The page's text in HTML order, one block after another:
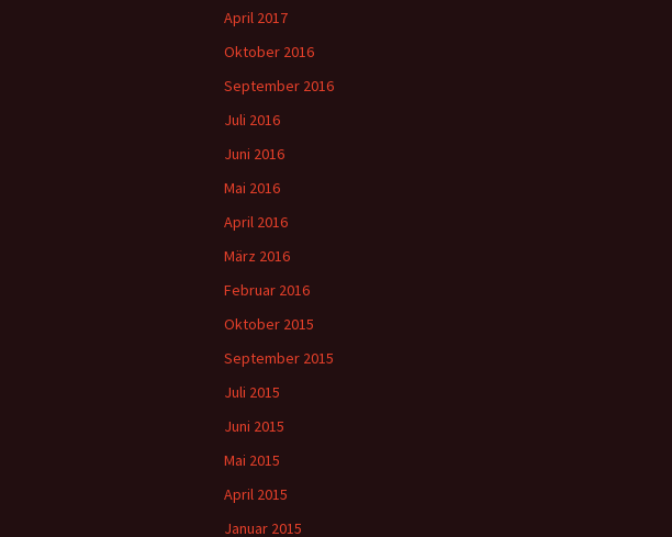
April 2017
Oktober 2016
September 2016
Juli 2016
Juni 2016
Mai 2016
April 2016
März 2016
Februar 2016
Oktober 2015
September 2015
Juli 2015
Juni 2015
Mai 2015
April 2015
Januar 2015